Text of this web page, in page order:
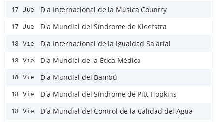
17 Jue Día Internacional de la Música Country
17 Jue Día Mundial del Síndrome de Kleefstra
18 Vie Día Internacional de la Igualdad Salarial
18 Vie Día Mundial de la Ética Médica
18 Vie Día Mundial del Bambú
18 Vie Día Mundial del Síndrome de Pitt-Hopkins
18 Vie Día Mundial del Control de la Calidad del Agua